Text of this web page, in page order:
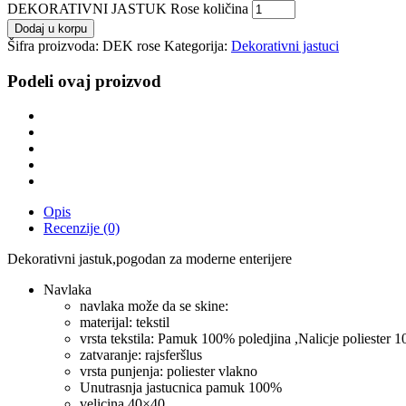
DEKORATIVNI JASTUK Rose količina
Dodaj u korpu
Šifra proizvoda: DEK rose Kategorija: Dekorativni jastuci
Podeli ovaj proizvod
Opis
Recenzije (0)
Dekorativni jastuk,pogodan za moderne enterijere
Navlaka
navlaka može da se skine:
materijal: tekstil
vrsta tekstila: Pamuk 100% poledjina ,Nalicje poliester
zatvaranje: rajsferšlus
vrsta punjenja: poliester vlakno
Unutrasnja jastucnica pamuk 100%